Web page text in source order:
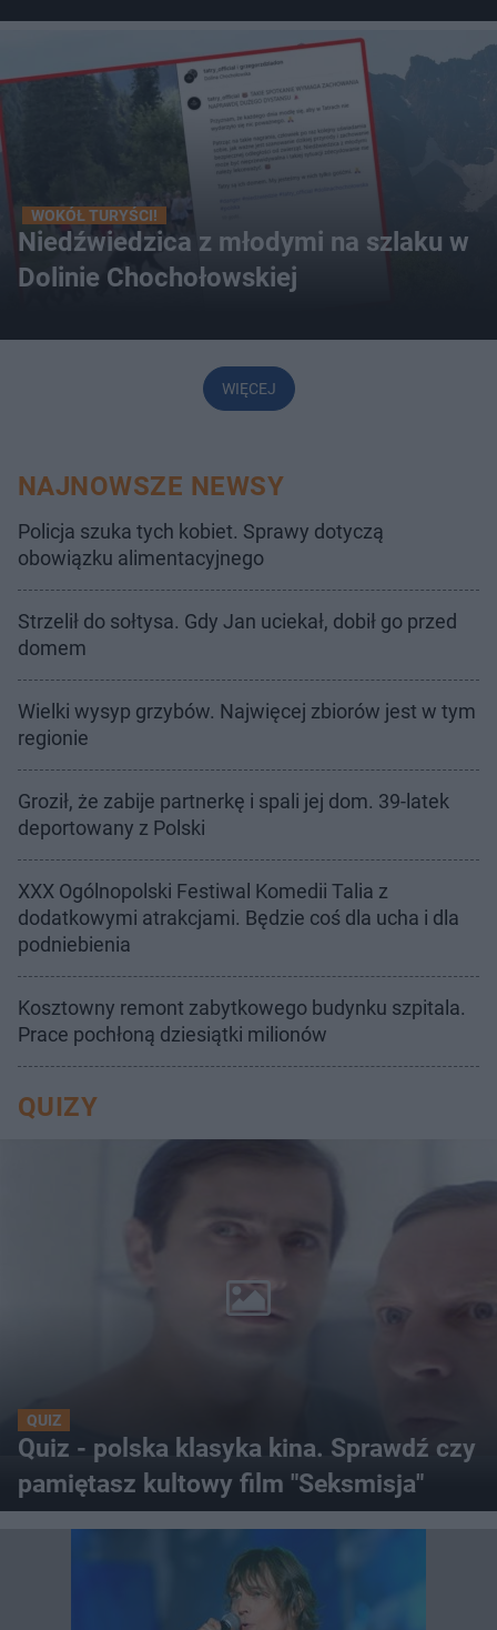
WOKÓŁ TURYŚCI!
Niedźwiedzica z młodymi na szlaku w
Dolinie Chochołowskiej
WIĘCEJ
NAJNOWSZE NEWSY
Policja szuka tych kobiet. Sprawy dotyczą
obowiązku alimentacyjnego
Strzelił do sołtysa. Gdy Jan uciekał, dobił go przed
domem
Wielki wysyp grzybów. Najwięcej zbiorów jest w tym
regionie
Groził, że zabije partnerkę i spali jej dom. 39-latek
deportowany z Polski
XXX Ogólnopolski Festiwal Komedii Talia z
dodatkowymi atrakcjami. Będzie coś dla ucha i dla
podniebienia
Kosztowny remont zabytkowego budynku szpitala.
Prace pochłoną dziesiątki milionów
QUIZY
QUIZ
Quiz - polska klasyka kina. Sprawdź czy
pamiętasz kultowy film "Seksmisja"